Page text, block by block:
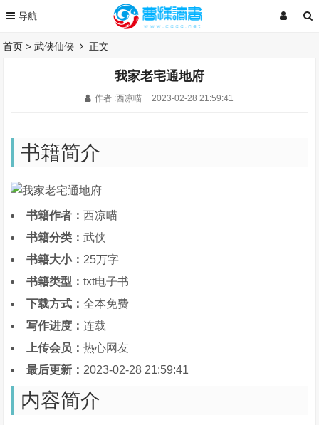
首页 >武侠仙侠 正文
我家老宅通地府
作者 :西凉喵 2023-02-28 21:59:41
书籍简介
书籍作者：西凉喵
书籍分类：武侠
书籍大小： 25万字
书籍类型：txt电子书
下载方式：全本免费
写作进度：连载
上传会员：热心网友
最后更新： 2023-02-28 21:59:41
内容简介